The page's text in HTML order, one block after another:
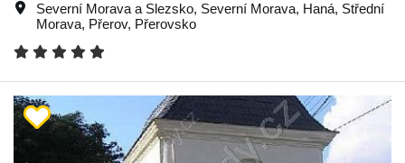
Severní Morava a Slezsko, Severní Morava, Haná, Střední
Morava, Přerov, Přerovsko